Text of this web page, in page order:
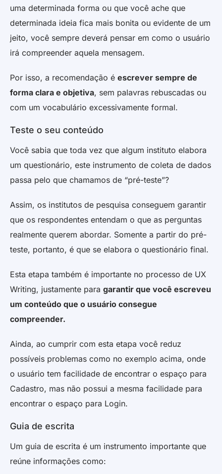
uma determinada forma ou que você ache que
determinada ideia fica mais bonita ou evidente de um
jeito, você sempre deverá pensar em como o usuário
irá compreender aquela mensagem.
Por isso, a recomendação é escrever sempre de
forma clara e objetiva, sem palavras rebuscadas ou
com um vocabulário excessivamente formal.
Teste o seu conteúdo
Você sabia que toda vez que algum instituto elabora
um questionário, este instrumento de coleta de dados
passa pelo que chamamos de “pré-teste”?
Assim, os institutos de pesquisa conseguem garantir
que os respondentes entendam o que as perguntas
realmente querem abordar. Somente a partir do pré-
teste, portanto, é que se elabora o questionário final.
Esta etapa também é importante no processo de UX
Writing, justamente para garantir que você escreveu
um conteúdo que o usuário consegue
compreender.
Ainda, ao cumprir com esta etapa você reduz
possíveis problemas como no exemplo acima, onde
o usuário tem facilidade de encontrar o espaço para
Cadastro, mas não possui a mesma facilidade para
encontrar o espaço para Login.
Guia de escrita
Um guia de escrita é um instrumento importante que
reúne informações como: